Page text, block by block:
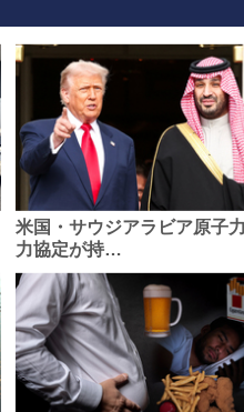
米国・サウジアラビア原子
力協定が持…